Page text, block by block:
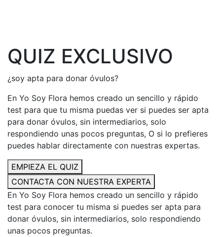
QUIZ EXCLUSIVO
¿soy apta para donar óvulos?
En Yo Soy Flora hemos creado un sencillo y rápido
test para que tu misma puedas ver si puedes ser apta
para donar óvulos, sin intermediarios, solo
respondiendo unas pocos preguntas, O si lo prefieres
puedes hablar directamente con nuestras expertas.
EMPIEZA EL QUIZ
CONTACTA CON NUESTRA EXPERTA
En Yo Soy Flora hemos creado un sencillo y rápido
test para conocer tu misma si puedes ser apta para
donar óvulos, sin intermediarios, solo respondiendo
unas pocos preguntas.